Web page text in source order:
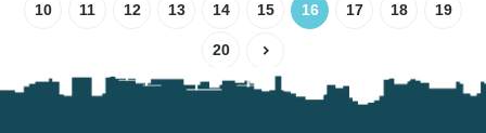
10 11 12 13 14 15 16 17 18 19
20